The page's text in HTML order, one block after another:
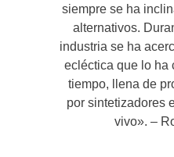
siempre se ha
alternativos.
industria se ha
ecléctica que lo ha
tiempo, llena de
por sintetizadores
vivo». –